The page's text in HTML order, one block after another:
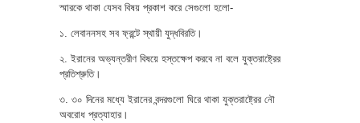
স্মারকে থাকা যেসব বিষয় প্রকাশ করে সেগুলো হলো-
১. লেবাননসহ সব ফ্রন্টে স্থায়ী যুদ্ধবিরতি।
২. ইরানের অভ্যন্তরীণ বিষয়ে হস্তক্ষেপ করবে না বলে যুক্তরাষ্ট্রের
প্রতিশ্রুতি।
৩. ৩০ দিনের মধ্যে ইরানের বন্দরগুলো ঘিরে থাকা যুক্তরাষ্ট্রের নৌ
অবরোধ প্রত্যাহার।